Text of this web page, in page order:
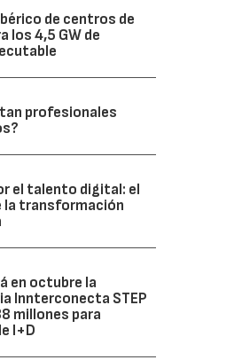
de centros de
los 4,5 GW de
profesionales
el talento digital: el
la transformación
en octubre la
Innterconecta STEP
millones para
I+D